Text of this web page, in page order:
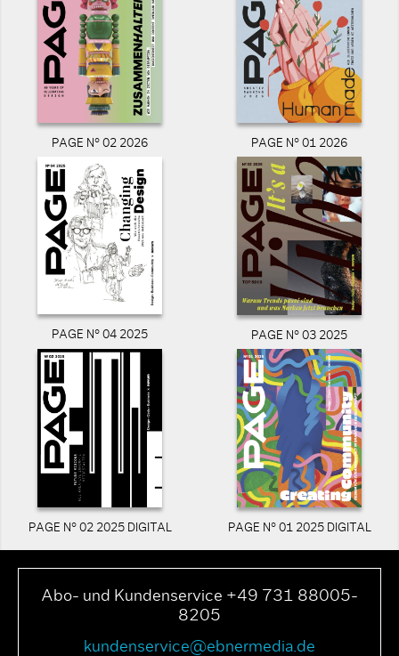
PAGE N° 02 2026 PAGE N° 01 2026
PAGE N° 04 2025 PAGE N° 03 2025
PAGE N° 02 2025 DIGITAL PAGE N° 01 2025 DIGITAL
Abo- und Kundenservice +49 731 88005-
8205
kundenservice@ebnermedia.de